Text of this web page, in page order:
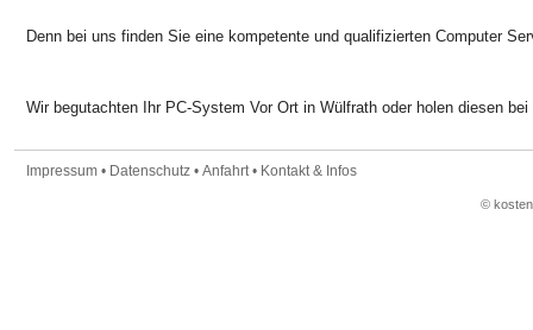
Denn bei uns finden Sie eine kompetente und qualifizierten Computer
Wir begutachten Ihr PC-System Vor Ort in Wülfrath oder holen diesen
Impressum • Datenschutz • Anfahrt• Kontakt & Infos
©